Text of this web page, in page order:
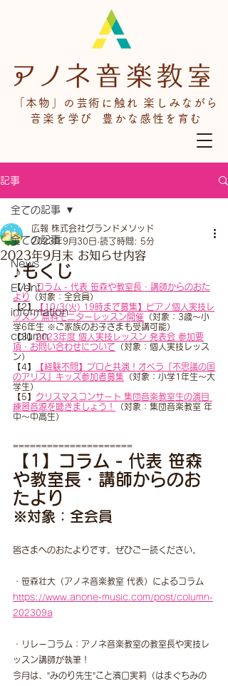
「本物」の芸術に触れ 楽しみながら
音楽を学び 豊かな感性を育む
記事
全ての記事
News
Event
information
column
全ての記事
2023年9月末 お知らせ内容
広報 株式会社グランドメソッド
2023年9月30日 読了時間: 5分
♪もくじ
【1】コラム - 代表 笹森や教室長・講師からのおた
より
（対象：全会員）
【2】
【10/3(火) 19時まで募集】ピアノ個人実技レ
ッスン 無料モニターレッスン開催 （対象：3歳～小
学6年生 ※ご家族のお子さまも受講可能）
【3】2023年度 個人実技レッスン 発表会 参加要
項・お問い合わせについて （対象：個人実技レッス
ン）
【4】
【経験不問】プロと共演！オペラ『不思議の国
のアリス』キッズ参加者募集 （対象：小学1年生〜大
学生）
【5】 クリスマスコンサート 集団音楽教室生の演目
練習音源を聴きましょう！
（対象：集団音楽教室 年
中〜中高生）
=====================
【1】コラム - 代表 笹森
や教室長・講師からのお
たより
※対象：全会員
皆さまへのおたよりです。ぜひご一読ください。
・笹森壮大（アノネ音楽教室 代表）によるコラム
https://www.anone-music.com/post/column-
202309a
・リレーコラム：アノネ音楽教室の教室長や実技レ
ッスン講師が執筆！
今月は、”みのり先生”こと濱口実莉（はまぐちみの